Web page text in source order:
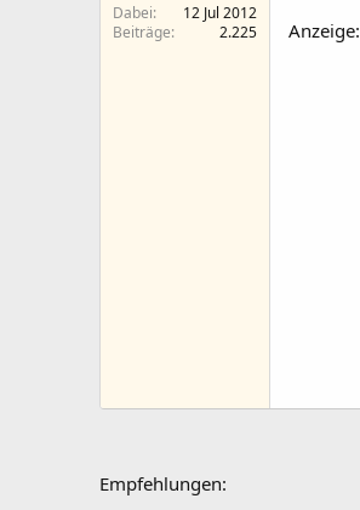
Dabei
12 Jul 2012
Beiträge
2.225 Anzeige:
Empfehlungen: